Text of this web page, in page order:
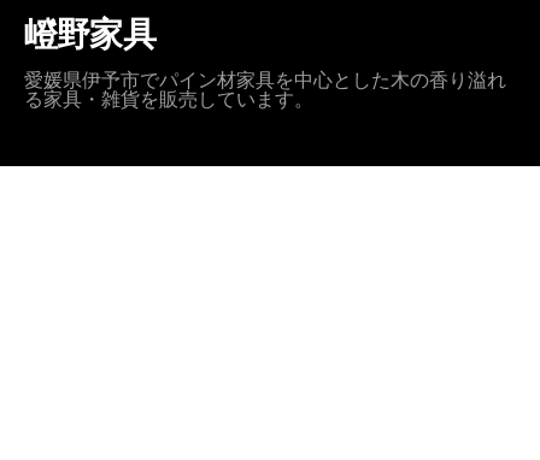
嶝野家具
愛媛県伊予市でパイン材家具を中心とした木の香り溢れ
る家具・雑貨を販売しています。